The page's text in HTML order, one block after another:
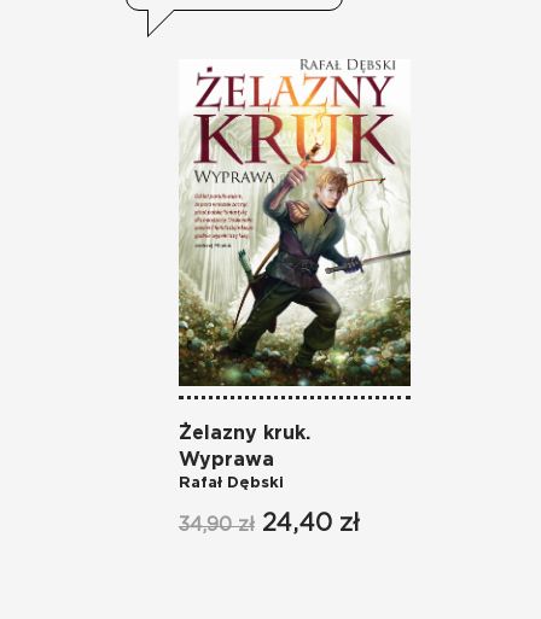
Żelazny kruk.
Wyprawa
Rafał Dębski
34,90 zł 24,40 zł